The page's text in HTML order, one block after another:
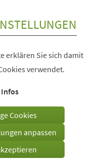
erklären Sie sich damit
verwendet.
Cookies
anpassen